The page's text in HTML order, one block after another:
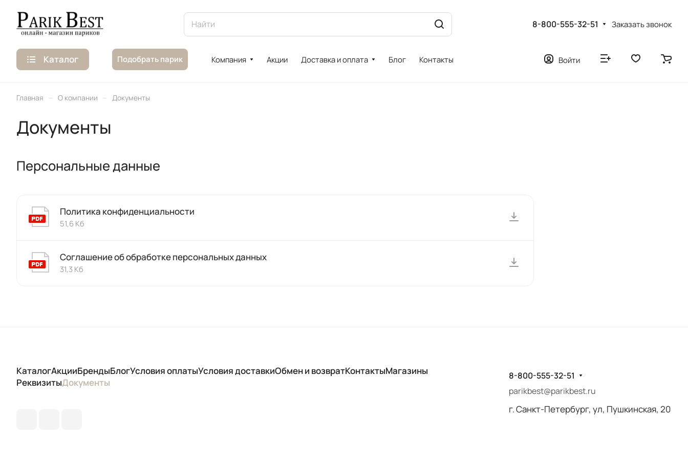
8-800-555-32-51 Заказать звонок
Каталог Подобрать парик Компания Акции Доставка и оплата Блог Контакты Войти
Главная – О компании – Документы
Документы
Персональные данные
Политика конфиденциальности
51,6 Кб
Соглашение об обработке персональных данных
31,3 Кб
КаталогАкцииБрендыБлогУсловия оплатыУсловия доставкиОбмен и возвратКонтактыМагазины
РеквизитыДокументы
8-800-555-32-51
parikbest@parikbest.ru
г. Санкт-Петербург, ул, Пушкинская, 20